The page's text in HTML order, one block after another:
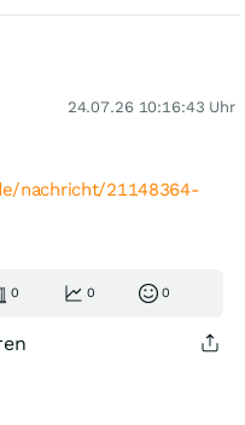
24.07.26 10:16:43 Uhr
nachricht/21148364-
0 0 0